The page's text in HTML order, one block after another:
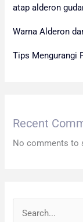
atap alderon
Warna Alderon
Tips Mengurangi
Recent
No comments to